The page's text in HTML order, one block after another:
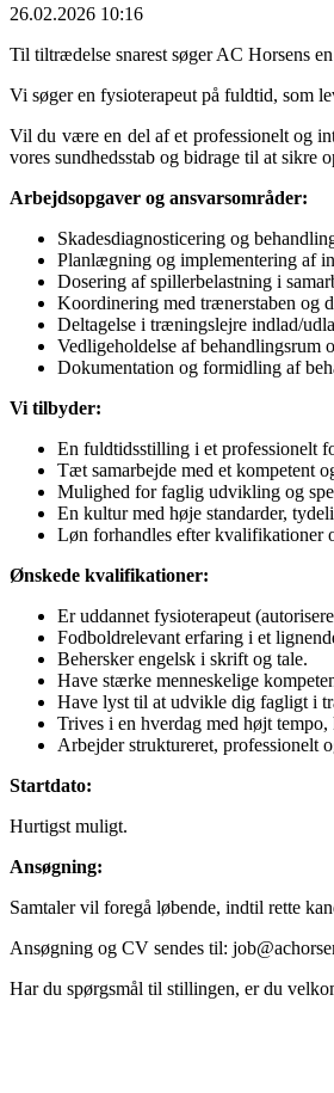
26.02.2026 10:16
Til tiltrædelse snarest søger AC Horsens
Vi søger en fysioterapeut på fuldtid, som
Vil du være en del af et professionelt og
vores sundhedsstab og bidrage til at sikre
Arbejdsopgaver og ansvarsområder:
Skadesdiagnosticering og
Planlægning og implementering af
Dosering af spillerbelastning i
Koordinering med trænerstaben og
Deltagelse i træningslejre indlad/
Vedligeholdelse af behandlingsrum
Dokumentation og formidling af
Vi tilbyder:
En fuldtidsstilling i et professionelt
Tæt samarbejde med et kompetent
Mulighed for faglig udvikling og
En kultur med høje standarder,
Løn forhandles efter kvalifikationer
Ønskede kvalifikationer:
Er uddannet fysioterapeut
Fodboldrelevant erfaring i et
Behersker engelsk i skrift og tale.
Have stærke menneskelige
Have lyst til at udvikle dig fagligt i
Trives i en hverdag med højt tempo,
Arbejder struktureret, professionelt
Startdato:
Hurtigst muligt.
Ansøgning:
Samtaler vil foregå løbende, indtil rette
Ansøgning og CV sendes til:
Har du spørgsmål til stillingen, er du